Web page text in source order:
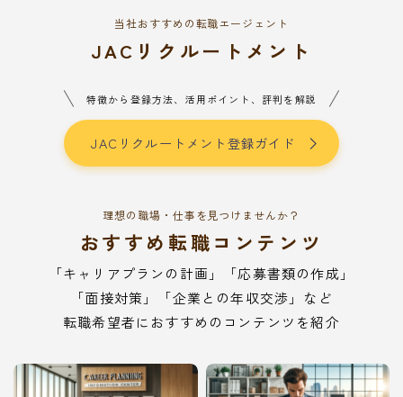
当社おすすめの転職エージェント
JACリクルートメント
特徴から登録方法、活用ポイント、評判を解説
JACリクルートメント登録ガイド
理想の職場・仕事を見つけませんか？
おすすめ転職コンテンツ
「キャリアプランの計画」「応募書類の作成」
「面接対策」「企業との年収交渉」など
転職希望者におすすめのコンテンツを紹介